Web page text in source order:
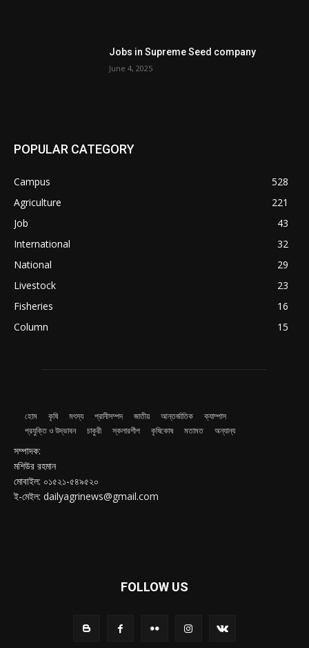
Jobs in Supreme Seed company
June 4, 2025
POPULAR CATEGORY
Campus
528
Agriculture
221
Job
43
International
32
National
29
Livestock
23
Fisheries
16
Column
15
হোম কৃষি মৎস্য প্রানীসম্পদ জাতীয় আন্তর্জাতিক
ক্যাম্পাস
প্রযুক্তি ও উদ্ভাবন
চাকুরী স্কলারশীপ কৃষিকোষ মতামত অন্যান্য
সম্পাদক:
মশিউর রহমান
মোবাইল: ০১৫২১-৫৪৯৫২০
ই-মেইল: dailyagrinews@gmail.com
FOLLOW US